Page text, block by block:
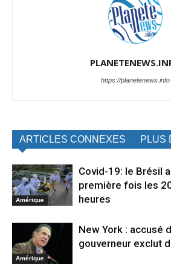
https://planetenews.info
ARTICLES CONNEXES PLUS
Amérique
Covid-19: le Brésil
première fois les
heures
Amérique
New York : accusé
gouverneur exclut